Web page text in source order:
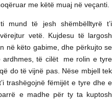
me këtë muaj në veçanti.
të jesh shëmbëlltyrë t’i
vetë. Kujdesu të largosh
në këto gabime, dhe përkujto se
ardhmes, të cilët me rolin e tyre
do të vijnë pas. Nëse mbjell tek
trashëgojnë fëmijët e tyre dhe e
e madhe për ty ta kuptosh